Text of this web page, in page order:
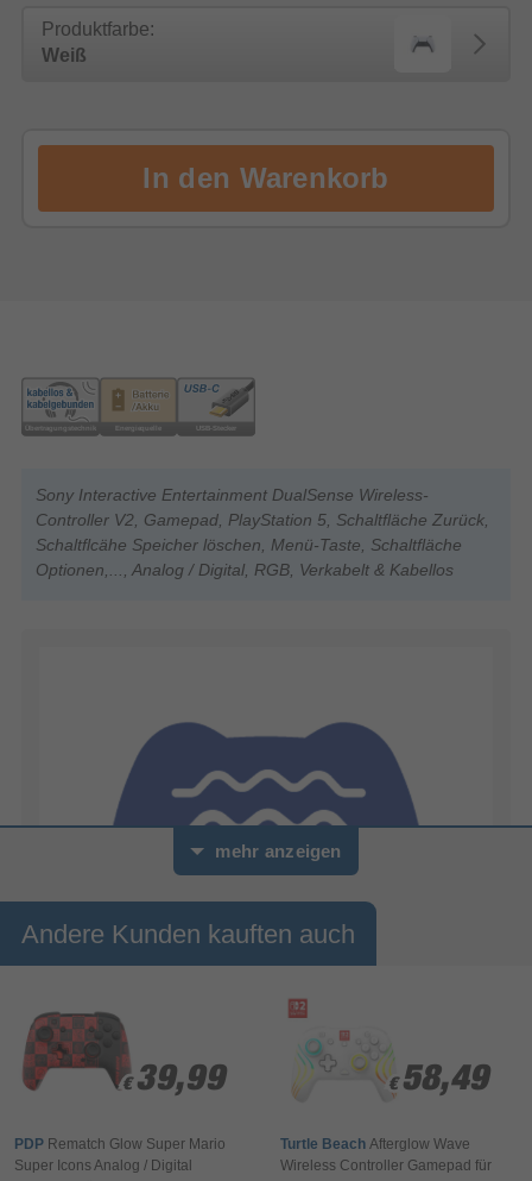
Produktfarbe:
Weiß
Sony Interactive Entertainment DualSense Wireless-
Controller V2, Gamepad, PlayStation 5, Schaltfläche Zurück,
Schaltflcähe Speicher löschen, Menü-Taste, Schaltfläche
Optionen,..., Analog / Digital, RGB, Verkabelt & Kabellos
Haptisches Feedback
Dank der Doppelantriebe, die herkömmliche
Rumble-Motoren ersetzen, spürst du direkt
haptisches Feedback deiner Aktionen im Spiel. In
Vibrationen eine Vielzahl von Empfindungen, von
Umgebungen bis hin zum Rückstoß verschiedener
mehr anzeigen
Andere Kunden kauften auch
€ 39,99
€ 39,99
PDP Rematch Glow Super Mario
Super Icons Analog / Digital
€ 58,49
€ 58,49
Turtle Beach Afterglow Wave
Wireless Controller Gamepad für